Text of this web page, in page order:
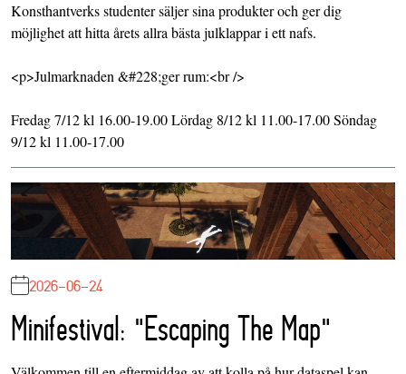
Konsthantverks studenter säljer sina produkter och ger dig
möjlighet att hitta årets allra bästa julklappar i ett nafs.
<p>Julmarknaden &#228;ger rum:<br />
Fredag 7/12 kl 16.00-19.00 Lördag 8/12 kl 11.00-17.00 Söndag
9/12 kl 11.00-17.00
2026-06-24
Minifestival: "Escaping The Map"